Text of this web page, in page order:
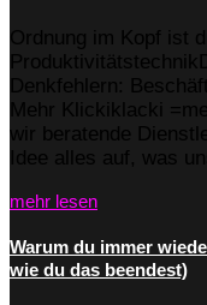
Ordnung im Kopf ist
Denkfehlern:
Mehr Klickiklacki
wir beratende
Idee alles auf, was
mehr lesen
Warum du immer
wie du das beendest)